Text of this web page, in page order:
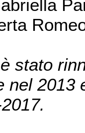
stato
nel 2013